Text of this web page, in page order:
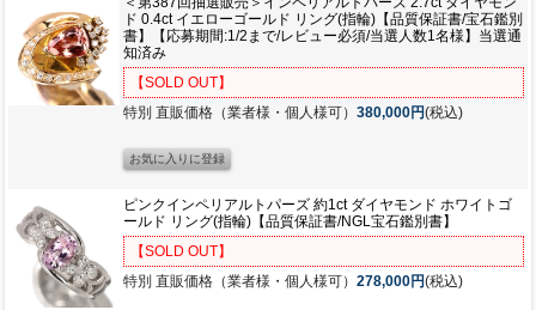
ド 0.4ct イエローゴールド リング(指輪)【品質保証書/宝石鑑別
書】【応募期間:1/2まで/レビュー必須/当選人数1名様】当選通
知済み
【SOLD OUT】
特別 直販価格（業者様・個人様可） 380,000円(税込)
ピンクインペリアルトパーズ 約1ct ダイヤモンド ホワイトゴ
ールド リング(指輪)【品質保証書/NGL宝石鑑別書】
【SOLD OUT】
特別 直販価格（業者様・個人様可） 278,000円(税込)